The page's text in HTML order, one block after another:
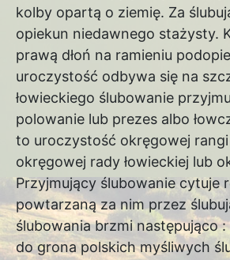
kolby opartą o ziemię. Za
opiekun niedawnego stażysty.
prawą dłoń na ramieniu
uroczystość odbywa się na
łowieckiego ślubowanie
polowanie lub prezes albo
to uroczystość okręgowej
okręgowej rady łowieckiej lub
Przyjmujący ślubowanie cytuje
powtarzaną za nim przez
ślubowania brzmi następująco
do grona polskich myśliwych